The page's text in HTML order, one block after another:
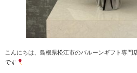
こんにちは、島根県松江市のバルーンギフト専門
です